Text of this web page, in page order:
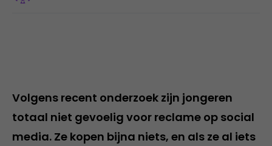
Volgens recent onderzoek zijn jongeren
totaal niet gevoelig voor reclame op social
media. Ze kopen bijna niets, en als ze al iets